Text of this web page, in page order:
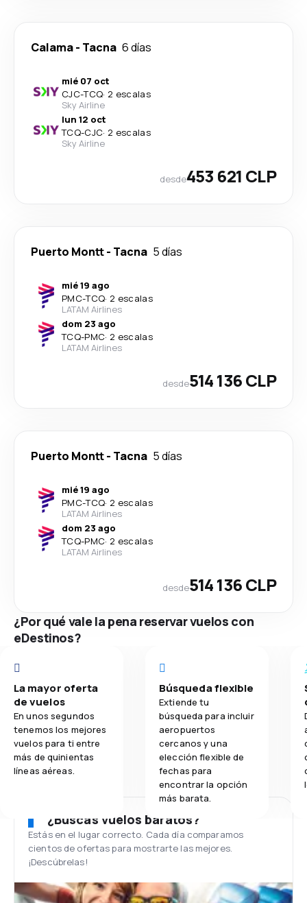
Calama- Tacna 6 días
mié 07 oct
CJC-TCQ· 2 escalas
Sky Airline
lun 12 oct
TCQ-CJC· 2 escalas
Sky Airline
desde453 621 CLP
Puerto Montt- Tacna 5 días
mié 19 ago
PMC-TCQ· 2 escalas
LATAM Airlines
dom 23 ago
TCQ-PMC· 2 escalas
LATAM Airlines
desde514 136 CLP
Puerto Montt- Tacna 5 días
mié 19 ago
PMC-TCQ· 2 escalas
LATAM Airlines
dom 23 ago
TCQ-PMC· 2 escalas
LATAM Airlines
desde514 136 CLP
¿Por qué vale la pena reservar vuelos con
eDestinos?
La mayor oferta
de vuelos
En unos segundos
tenemos los mejores
vuelos para ti entre
más de quinientas
líneas aéreas.
Búsqueda flexible
Extiende tu
búsqueda para incluir
aeropuertos
cercanos y una
elección flexible de
fechas para
encontrar la opción
más barata.
¿Buscas vuelos baratos?
Estás en el lugar correcto. Cada día comparamos
cientos de ofertas para mostrarte las mejores.
¡Descúbrelas!